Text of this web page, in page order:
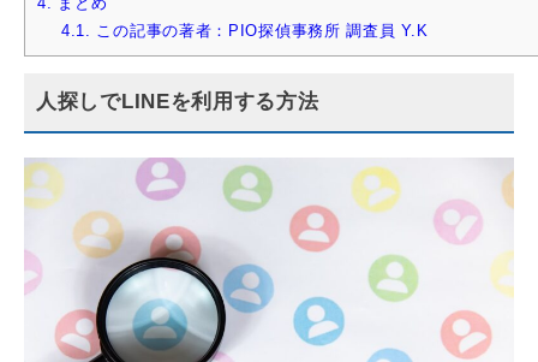
4.1.
この記事の著者：PIO探偵事務所 調査員 Y.K
人探しでLINEを利用する方法